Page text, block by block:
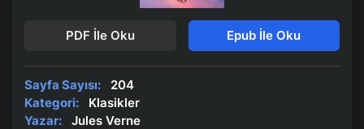
PDF İle Oku Epub İle Oku
Sayfa Sayısı:
204
Kategori:
Klasikler
Yazar:
Jules Verne